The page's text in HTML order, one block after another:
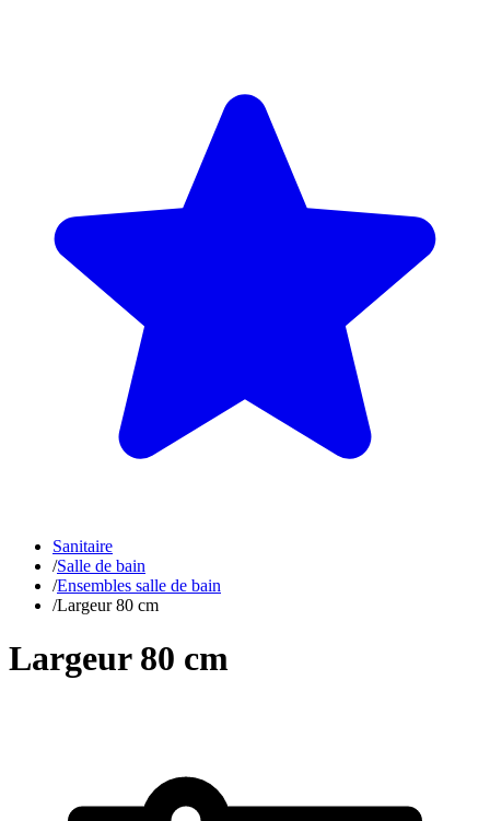
Sanitaire
/Salle de bain
/Ensembles salle de bain
/Largeur 80 cm
Largeur 80 cm